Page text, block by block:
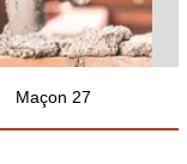
Maçon 27